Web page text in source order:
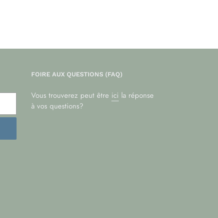
FOIRE AUX QUESTIONS (FAQ)
Vous trouverez peut être ici la réponse
à vos questions?